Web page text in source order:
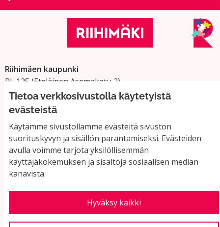
Tietoa verkkosivustolla käytetyistä
evästeistä
Käytämme sivustollamme evästeitä sivuston
suorituskyvyn ja sisällön parantamiseksi. Evästeiden
avulla voimme tarjota yksilöllisemmän
käyttäjäkokemuksen ja sisältöjä sosiaalisen median
kanavista.
Hyväksy kaikki
Riihimäen kaupunki
PL 125 (Eteläinen Asemakatu 2)
11101 Riihimäki
Vaihde: 019 758 4000
Sähköpostiosoitteet:
etunimi.sukunimi@riihimaki.fi
Yhteystiedot ja usein kysyttyä
Käyttöehdot
Evästeasetukset